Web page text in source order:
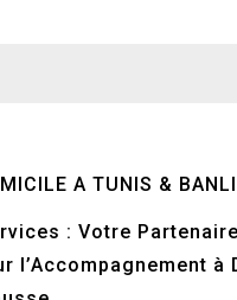
A TUNIS &
: Votre
l’Accompagnement à